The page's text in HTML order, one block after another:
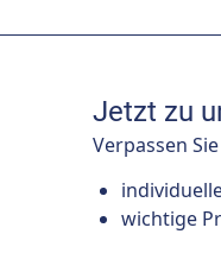
Jetzt zu
Verpassen
wichtige